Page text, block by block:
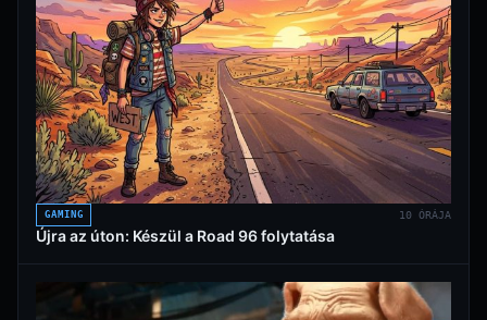
GAMING 10 ÓRÁJA
Újra az úton: Készül a Road 96 folytatása